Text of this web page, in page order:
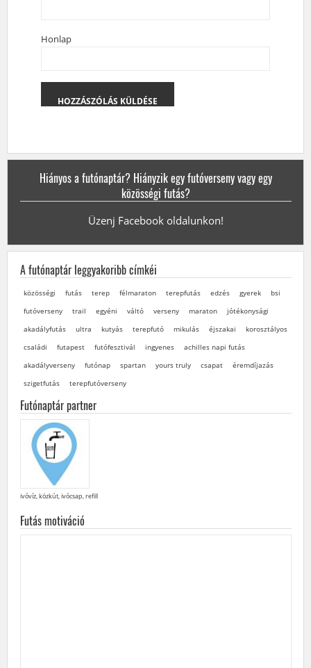
Honlap
Hiányos a futónaptár? Hiányzik egy futóverseny vagy egy
közösségi futás?
Üzenj Facebook oldalunkon!
A futónaptár leggyakoribb címkéi
közösségi futás terep félmaraton terepfutás edzés gyerek
bsi
futóverseny
trail egyéni váltó verseny maraton
jótékonysági
akadályfutás
ultra kutyás terepfutó mikulás éjszakai
korosztályos
családi
futapest futófesztivál ingyenes
achilles napi futás
akadályverseny
futónap spartan yours truly csapat
éremdíjazás
szigetfutás
terepfutóverseny
Futónaptár partner
ivóvíz, közkút, ivócsap, refill
Futás motiváció